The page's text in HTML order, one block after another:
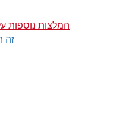
המלצות נוספות
זה